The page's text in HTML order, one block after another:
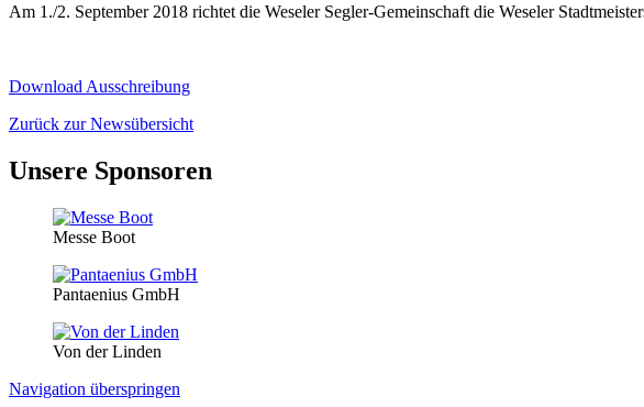
Am 1./2. September 2018 richtet die Weseler Segler-Gemeinschaft die Weseler
Download Ausschreibung
Zurück zur Newsübersicht
Unsere Sponsoren
Messe Boot
Pantaenius GmbH
Von der Linden
Navigation überspringen